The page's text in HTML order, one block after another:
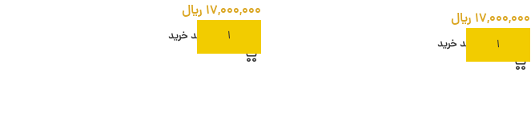
۱۷,۰۰۰,۰۰۰ ریال
افزودن به سبد خرید
۱۷,۰۰۰,۰۰۰ ریال
افزودن به سبد خرید